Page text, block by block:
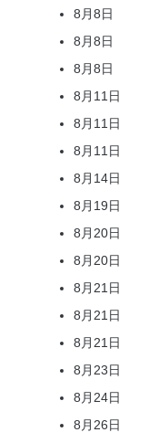
8月8日
8月8日
8月8日
8月11日
8月11日
8月11日
8月14日
8月19日
8月20日
8月20日
8月21日
8月21日
8月21日
8月23日
8月24日
8月26日